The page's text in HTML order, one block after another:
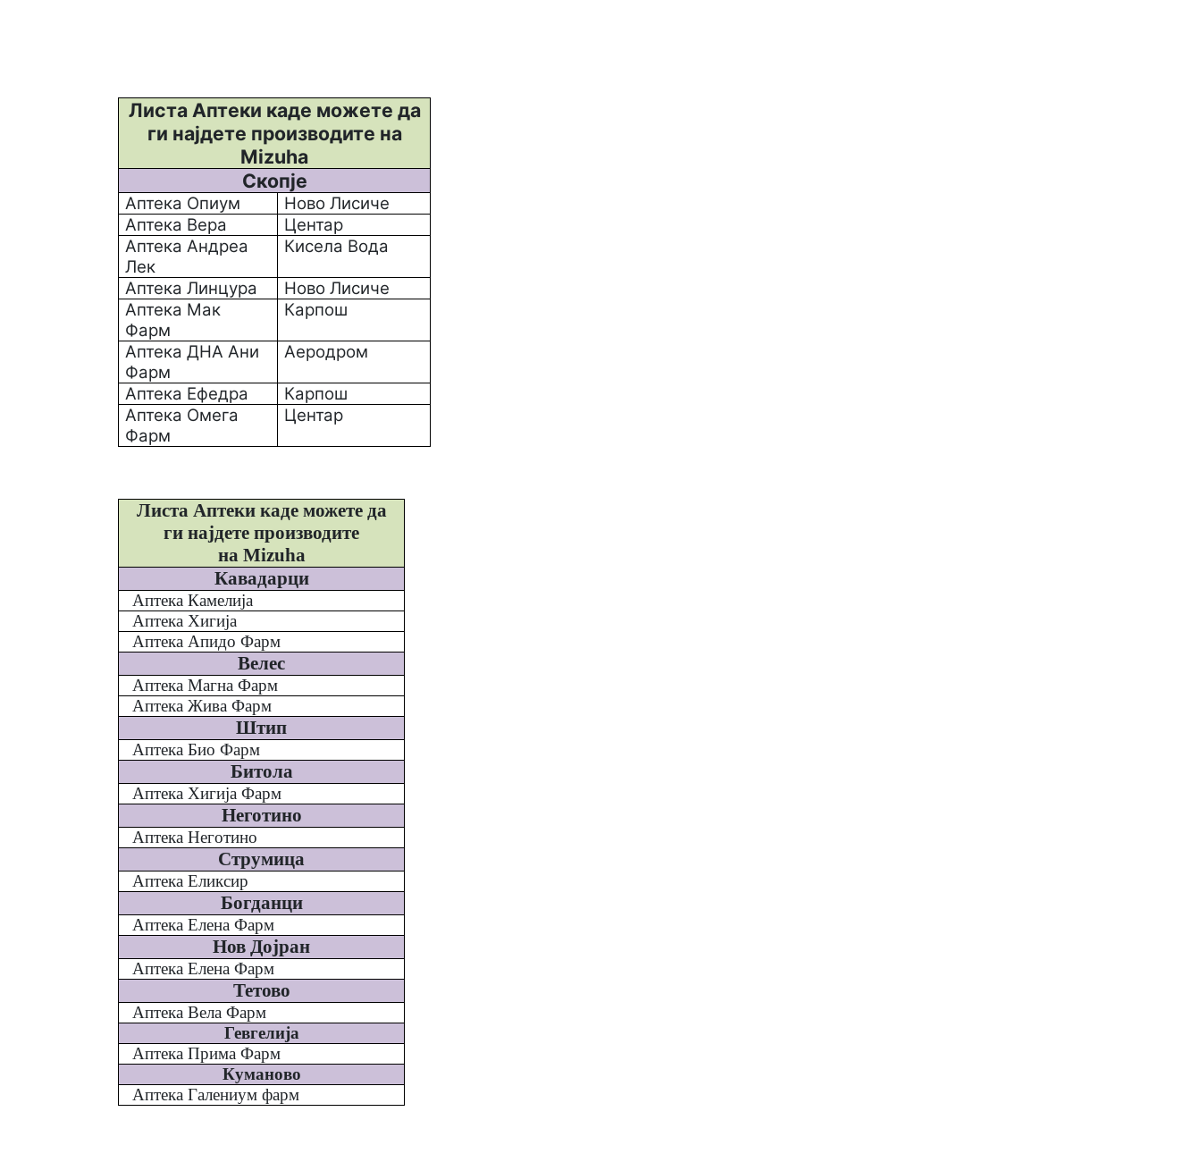
Листа Аптеки каде можете да
ги најдете производите на
Mizuha
Скопје
Аптека Опиум
Ново Лисиче
Аптека Вера
Центар
Аптека Андреа
Лек
Кисела Вода
Аптека Линцура
Ново Лисиче
Аптека Мак
Фарм
Карпош
Аптека ДНА Ани
Фарм
Аеродром
Аптека Ефедра
Карпош
Аптека Омега
Фарм
Центар
Листа Аптеки каде можете да
ги најдете производите
на Mizuha
Кавадарци
Аптека Камелија
Аптека Хигија
Аптека Апидо Фарм
Велес
Аптека Магна Фарм
Аптека Жива Фарм
Штип
Аптека Био Фарм
Битола
Аптека Хигија Фарм
Неготино
Аптека Неготино
Струмица
Аптека Еликсир
Богданци
Аптека Елена Фарм
Нов Дојран
Аптека Елена Фарм
Тетово
Аптека Вела Фарм
Гевгелија
Аптека Прима Фарм
Куманово
Аптека Галениум фарм